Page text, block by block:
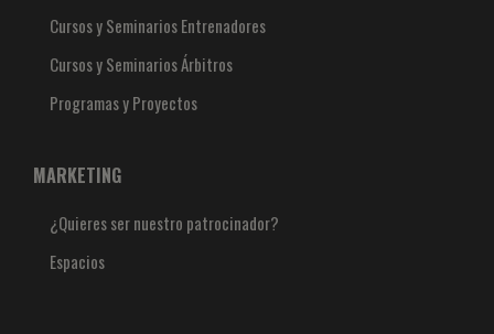
Cursos y Seminarios Entrenadores
Cursos y Seminarios Árbitros
Programas y Proyectos
MARKETING
¿Quieres ser nuestro patrocinador?
Espacios